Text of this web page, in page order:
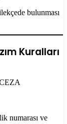
bulunması
Kuralları
numarası ve